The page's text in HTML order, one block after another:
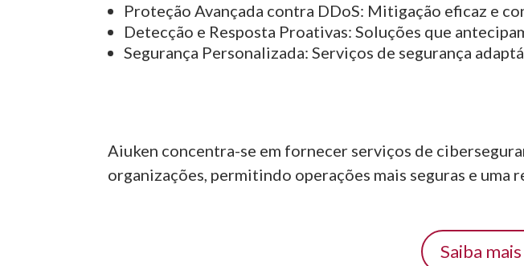
Proteção Avançada contra DDoS: Mitigação eficaz e
Detecção e Resposta Proativas: Soluções que
Segurança Personalizada: Serviços de segurança
Aiuken concentra-se em fornecer serviços de
organizações, permitindo operações mais seguras e uma
Saiba